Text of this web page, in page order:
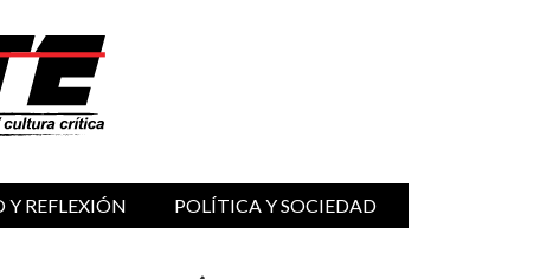
REFLEXIÓN POLÍTICA Y SOCIEDAD